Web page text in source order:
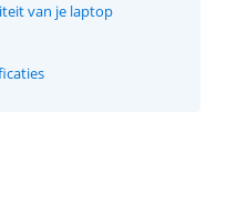
van je laptop